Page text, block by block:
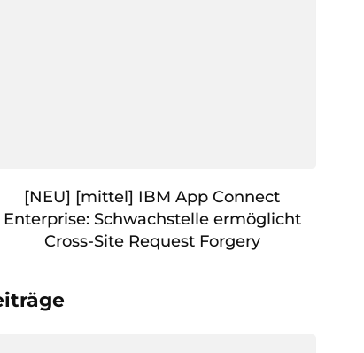
[NEU] [mittel] IBM App Connect
Enterprise: Schwachstelle ermöglicht
Cross-Site Request Forgery